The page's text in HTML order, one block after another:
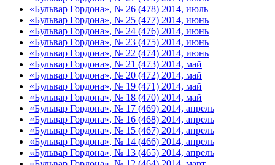
«Бульвар Гордона», № 26 (478) 2014, июль
«Бульвар Гордона», № 25 (477) 2014, июнь
«Бульвар Гордона», № 24 (476) 2014, июнь
«Бульвар Гордона», № 23 (475) 2014, июнь
«Бульвар Гордона», № 22 (474) 2014, июнь
«Бульвар Гордона», № 21 (473) 2014, май
«Бульвар Гордона», № 20 (472) 2014, май
«Бульвар Гордона», № 19 (471) 2014, май
«Бульвар Гордона», № 18 (470) 2014, май
«Бульвар Гордона», № 17 (469) 2014, апрель
«Бульвар Гордона», № 16 (468) 2014, апрель
«Бульвар Гордона», № 15 (467) 2014, апрель
«Бульвар Гордона», № 14 (466) 2014, апрель
«Бульвар Гордона», № 13 (465) 2014, апрель